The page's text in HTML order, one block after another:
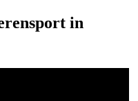
in